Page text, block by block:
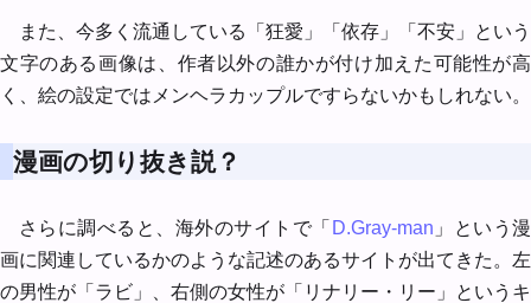
また、今多く流通している「狂愛」「依存」「不安」という
文字のある画像は、作者以外の誰かが付け加えた可能性が高
く、絵の設定ではメンヘラカップルですらないかもしれない。
漫画の切り抜き説？
さらに調べると、海外のサイトで「 D.Gray-man 」という漫
画に関連しているかのような記述のあるサイトが出てきた。左
の男性が「ラビ」、右側の女性が「リナリー・リー」というキ